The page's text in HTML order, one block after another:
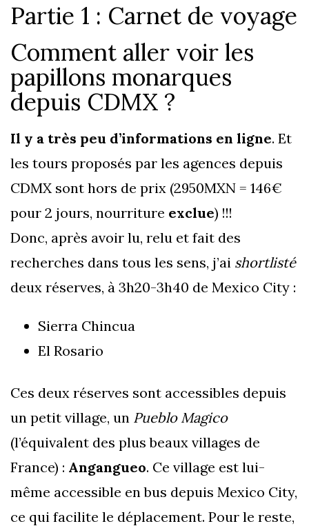
Partie 1 : Carnet de voyage
Comment aller voir les
papillons monarques
depuis CDMX ?
Il y a très peu d’informations en ligne. Et
les tours proposés par les agences depuis
CDMX sont hors de prix (2950MXN = 146€
pour 2 jours, nourriture exclue) !!!
Donc, après avoir lu, relu et fait des
recherches dans tous les sens, j’ai shortlisté
deux réserves, à 3h20-3h40 de Mexico City :
Sierra Chincua
El Rosario
Ces deux réserves sont accessibles depuis
un petit village, un Pueblo Magico
(l’équivalent des plus beaux villages de
France) : Angangueo. Ce village est lui-
même accessible en bus depuis Mexico City,
ce qui facilite le déplacement. Pour le reste,